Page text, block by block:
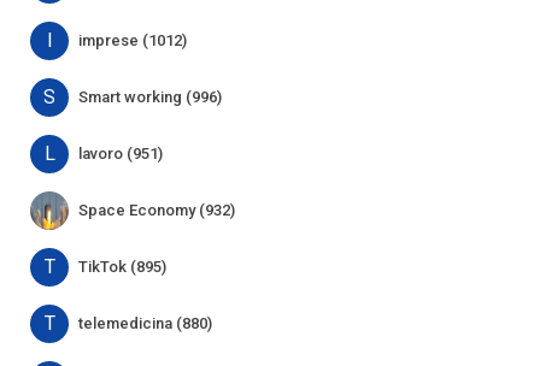
I imprese (1012)
S Smart working (996)
L lavoro (951)
Space Economy (932)
T TikTok (895)
T telemedicina (880)